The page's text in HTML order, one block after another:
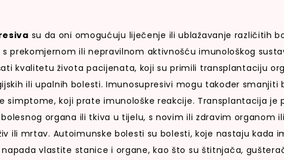
su da oni omogućuju liječenje ili ublažavanje različitih
prekomjernom ili nepravilnom aktivnošću imunološkog
kvalitetu života pacijenata, koji su primili transplantaciju
ili upalnih bolesti. Imunosupresivi mogu također smanjiti
simptome, koji prate imunološke reakcije. Transplantacija je
organa ili tkiva u tijelu, s novim ili zdravim organom
ili mrtav. Autoimunske bolesti su bolesti, koje nastaju kada
vlastite stanice i organe, kao što su štitnjača,